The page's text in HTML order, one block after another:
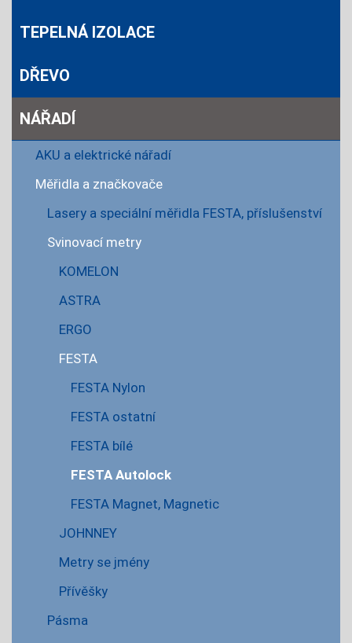
TEPELNÁ IZOLACE
DŘEVO
NÁŘADÍ
AKU a elektrické nářadí
Měřidla a značkovače
Lasery a speciální měřidla FESTA, příslušenství
Svinovací metry
KOMELON
ASTRA
ERGO
FESTA
FESTA Nylon
FESTA ostatní
FESTA bílé
FESTA Autolock
FESTA Magnet, Magnetic
JOHNNEY
Metry se jmény
Přívěšky
Pásma